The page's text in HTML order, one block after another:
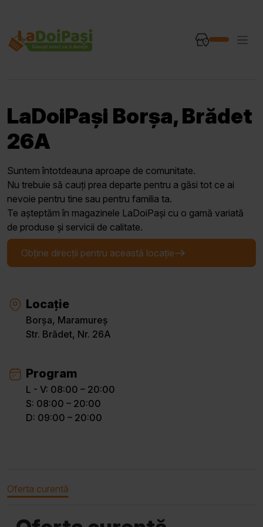
LaDoiPași Borșa, Brădet
26A
Suntem întotdeauna aproape de comunitate.
Nu trebuie să cauți prea departe pentru a găsi tot ce ai
nevoie pentru tine sau pentru familia ta.
Te așteptăm în magazinele LaDoiPași cu o gamă variată
de produse și servicii de calitate.
Obține direcții pentru această locație
Locație
Borșa, Maramureș
Str. Brădet, Nr. 26A
Program
L - V: 08:00 – 20:00
S: 08:00 – 20:00
D: 09:00 – 20:00
Oferta curentă